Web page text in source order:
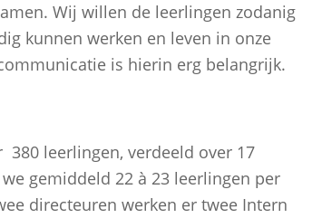
Wij willen de leerlingen zodanig
kunnen werken en leven in onze
is hierin erg belangrijk.
380 leerlingen, verdeeld over 17
gemiddeld 22 à 23 leerlingen per
directeuren werken er twee Intern